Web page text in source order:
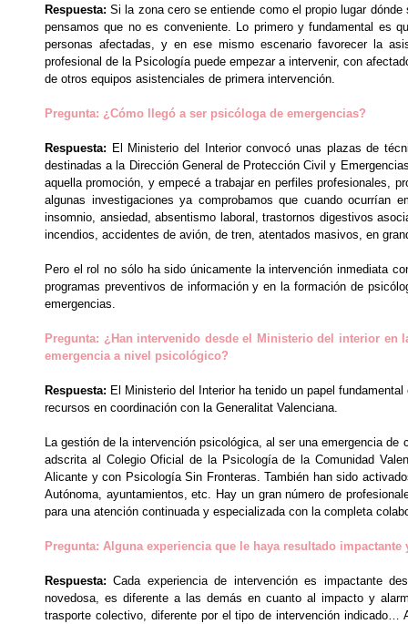
Respuesta: Si la zona cero se entiende como el propio lugar
pensamos que no es conveniente. Lo primero y fundamental es
personas afectadas, y en ese mismo escenario favorecer la
profesional de la Psicología puede empezar a intervenir, con
de otros equipos asistenciales de primera intervención.
Pregunta: ¿Cómo llegó a ser psicóloga de emergencias?
Respuesta: El Ministerio del Interior convocó unas plazas de
destinadas a la Dirección General de Protección Civil y
aquella promoción, y empecé a trabajar en perfiles profesionales,
algunas investigaciones ya comprobamos que cuando
insomnio, ansiedad, absentismo laboral, trastornos digestivos
incendios, accidentes de avión, de tren, atentados masivos, en
Pero el rol no sólo ha sido únicamente la intervención inmediata
programas preventivos de información y en la formación de
emergencias.
Pregunta: ¿Han intervenido desde el Ministerio del interior en
emergencia a nivel psicológico?
Respuesta: El Ministerio del Interior ha tenido un papel
recursos en coordinación con la Generalitat Valenciana.
La gestión de la intervención psicológica, al ser una emergencia
adscrita al Colegio Oficial de la Psicología de la Comunidad
Alicante y con Psicología Sin Fronteras. También han sido
Autónoma, ayuntamientos, etc. Hay un gran número de
para una atención continuada y especializada con la completa
Pregunta: Alguna experiencia que le haya resultado impactante
Respuesta: Cada experiencia de intervención es impactante
novedosa, es diferente a las demás en cuanto al impacto y
trasporte colectivo, diferente por el tipo de intervención